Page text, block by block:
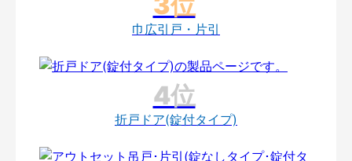
巾広引戸・片引
折戸ドア(錠付タイプ)